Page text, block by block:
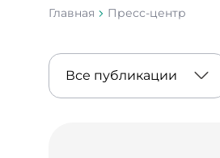
Главная Пресс-центр